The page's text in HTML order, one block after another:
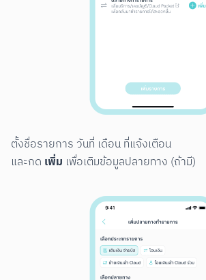
ตั้งชื่อรายการ วันที่ เดือน ที่แจ้งเตือน
และกด เพิ่ม เพื่อเติมข้อมูลปลายทาง (ถ้ามี)